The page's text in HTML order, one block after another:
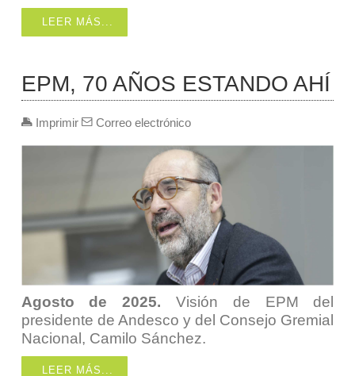
LEER MÁS...
EPM, 70 AÑOS ESTANDO AHÍ
Imprimir Correo electrónico
Agosto de 2025. Visión de EPM del
presidente de Andesco y del Consejo Gremial
Nacional, Camilo Sánchez.
LEER MÁS...